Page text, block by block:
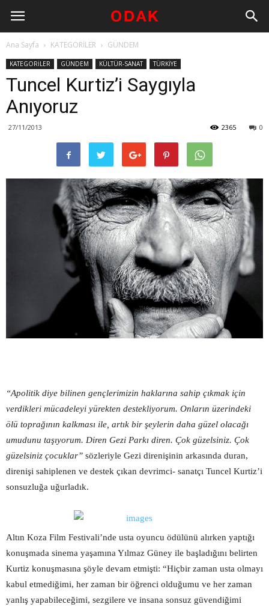
Ana Sayfa KATEGORİLER GÜNDEM
KATEGORİLER GÜNDEM KÜLTÜR-SANAT TÜRKİYE
Tuncel Kurtiz’i Saygıyla
Anıyoruz
27/11/2013 0
2365
“Apolitik diye bilinen gençlerimizin haklarına sahip çıkmak için
verdikleri mücadeleyi yürekten destekliyorum. Onların üzerindeki
ölü toprağının kalkması ile, artık bir şeylerin daha güzel olacağı
umudunu taşıyorum. Diren Gezi Parkı diren. Çok güzelsiniz. Çok
güzelsiniz çocuklar” sözleriyle Gezi direnişinin arkasında duran,
direnişi sahiplenen ve destek çıkan devrimci- sanatçı Tuncel Kurtiz’i
sonsuzluğa uğurladık.
Altın Koza Film Festivali’nde usta oyuncu ödülünü alırken yaptığı
konuşmada sinema yaşamına Yılmaz Güney ile başladığını belirten
Kurtiz konuşmasına şöyle devam etmişti: “Hiçbir zaman usta olmayı
kabul etmediğimi, her zaman bir öğrenci olduğumu ve her zaman
yanlış yapabileceğimi, sezgilere ve insana sonsuz güvendiğimi